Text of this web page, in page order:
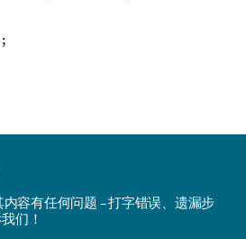
容有任何问题 – 打字错误、遗漏步
们！